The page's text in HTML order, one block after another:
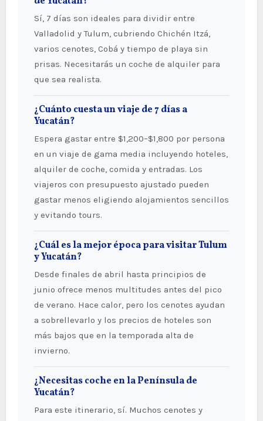
Sí, 7 días son ideales para dividir entre
Valladolid y Tulum, cubriendo Chichén Itzá,
varios cenotes, Cobá y tiempo de playa sin
prisas. Necesitarás un coche de alquiler para
que sea realista.
¿Cuánto cuesta un viaje de 7 días a
Yucatán?
Espera gastar entre $1,200–$1,800 por persona
en un viaje de gama media incluyendo hoteles,
alquiler de coche, comida y entradas. Los
viajeros con presupuesto ajustado pueden
gastar menos eligiendo alojamientos sencillos
y evitando tours.
¿Cuál es la mejor época para visitar Tulum
y Yucatán?
Desde finales de abril hasta principios de
junio ofrece menos multitudes antes del pico
de verano. Hace calor, pero los cenotes ayudan
a sobrellevarlo y los precios de hoteles son
más bajos que en la temporada alta de
invierno.
¿Necesitas coche en la Península de
Yucatán?
Para este itinerario, sí. Muchos cenotes y